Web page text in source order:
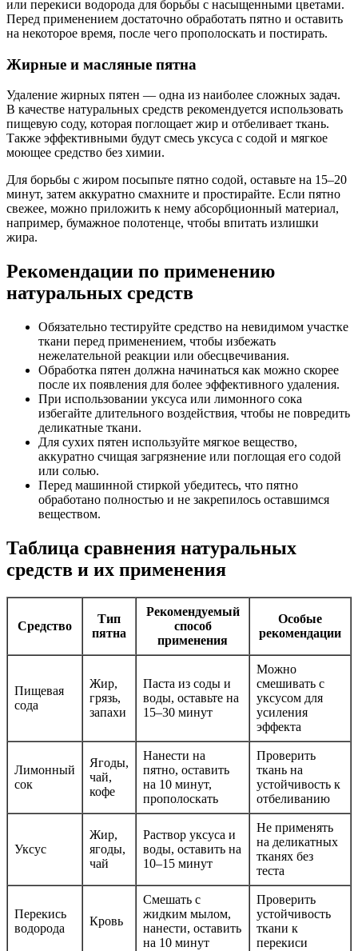
или перекиси водорода для борьбы с насыщенными цветами.
Перед применением достаточно обработать пятно и оставить
на некоторое время, после чего прополоскать и постирать.
Жирные и масляные пятна
Удаление жирных пятен — одна из наиболее сложных задач.
В качестве натуральных средств рекомендуется использовать
пищевую соду, которая поглощает жир и отбеливает ткань.
Также эффективными будут смесь уксуса с содой и мягкое
моющее средство без химии.
Для борьбы с жиром посыпьте пятно содой, оставьте на 15–20
минут, затем аккуратно смахните и простирайте. Если пятно
свежее, можно приложить к нему абсорбционный материал,
например, бумажное полотенце, чтобы впитать излишки
жира.
Рекомендации по применению
натуральных средств
Обязательно тестируйте средство на невидимом участке
ткани перед применением, чтобы избежать
нежелательной реакции или обесцвечивания.
Обработка пятен должна начинаться как можно скорее
после их появления для более эффективного удаления.
При использовании уксуса или лимонного сока
избегайте длительного воздействия, чтобы не повредить
деликатные ткани.
Для сухих пятен используйте мягкое вещество,
аккуратно счищая загрязнение или поглощая его содой
или солью.
Перед машинной стиркой убедитесь, что пятно
обработано полностью и не закрепилось оставшимся
веществом.
Таблица сравнения натуральных
средств и их применения
Средство
Тип
пятна
Рекомендуемый
способ
применения
Особые
рекомендации
Пищевая
сода
Жир,
грязь,
запахи
Паста из соды и
воды, оставьте на
15–30 минут
Можно
смешивать с
уксусом для
усиления
эффекта
Лимонный
сок
Ягоды,
чай,
кофе
Нанести на
пятно, оставить
на 10 минут,
прополоскать
Проверить
ткань на
устойчивость к
отбеливанию
Уксус
Жир,
ягоды,
чай
Раствор уксуса и
воды, оставить на
10–15 минут
Не применять
на деликатных
тканях без
теста
Перекись
водорода
Кровь
Смешать с
жидким мылом,
нанести, оставить
на 10 минут
Проверить
устойчивость
ткани к
перекиси